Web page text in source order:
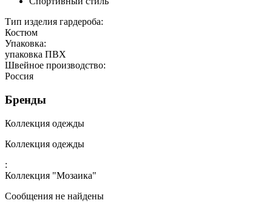
Тип изделия гардероба:
Костюм
Упаковка:
упаковка ПВХ
Швейное производство:
Россия
Бренды
Коллекция одежды
Коллекция одежды
:
Коллекция "Мозаика"
Сообщения не найдены